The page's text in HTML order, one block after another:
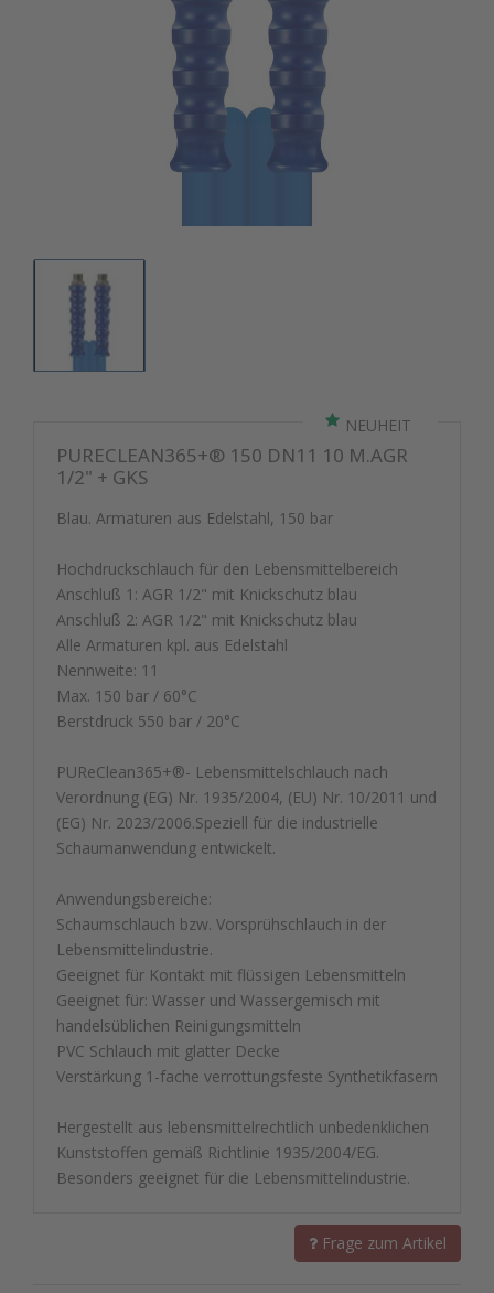
NEUHEIT
PURECLEAN365+® 150 DN11 10 M.AGR
1/2" + GKS
Blau. Armaturen aus Edelstahl, 150 bar
Hochdruckschlauch für den Lebensmittelbereich
Anschluß 1: AGR 1/2" mit Knickschutz blau
Anschluß 2: AGR 1/2" mit Knickschutz blau
Alle Armaturen kpl. aus Edelstahl
Nennweite: 11
Max. 150 bar / 60°C
Berstdruck 550 bar / 20°C
PUReClean365+®- Lebensmittelschlauch nach
Verordnung (EG) Nr. 1935/2004, (EU) Nr. 10/2011 und
(EG) Nr. 2023/2006.Speziell für die industrielle
Schaumanwendung entwickelt.
Anwendungsbereiche:
Schaumschlauch bzw. Vorsprühschlauch in der
Lebensmittelindustrie.
Geeignet für Kontakt mit flüssigen Lebensmitteln
Geeignet für: Wasser und Wassergemisch mit
handelsüblichen Reinigungsmitteln
PVC Schlauch mit glatter Decke
Verstärkung 1-fache verrottungsfeste Synthetikfasern
Hergestellt aus lebensmittelrechtlich unbedenklichen
Kunststoffen gemäß Richtlinie 1935/2004/EG.
Besonders geeignet für die Lebensmittelindustrie.
Frage zum Artikel